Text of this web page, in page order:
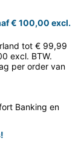
€ 100,00 excl.
tot € 99,99
excl. BTW.
per order van
Banking en